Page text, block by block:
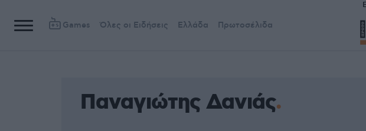
Games Όλες οι Ειδήσεις Ελλάδα Πρωτοσέλιδα
Παναγιώτης Δανιάς